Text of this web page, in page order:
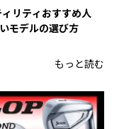
ィリティおすすめ人
モデルの選び方
もっと読む